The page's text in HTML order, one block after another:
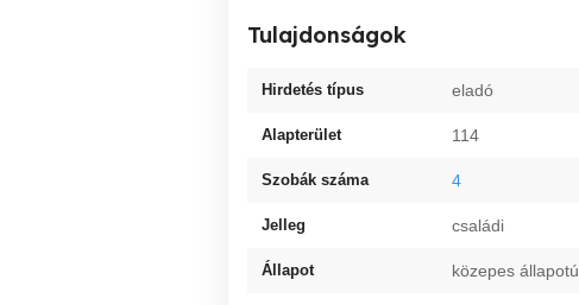
Tulajdonságok
Hirdetés típus eladó
Alapterület 114
Szobák száma 4
Jelleg családi
Állapot közepes állapotú